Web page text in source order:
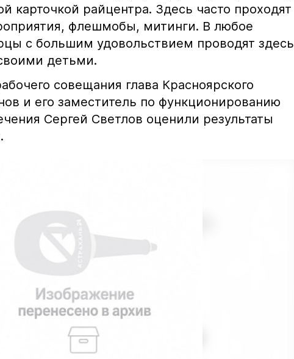
карточкой райцентра. Здесь часто проходят
флешмобы, митинги. В любое
с большим удовольствием проводят здесь
детьми.
совещания глава Красноярского
и его заместитель по функционированию
Сергей Светлов оценили результаты